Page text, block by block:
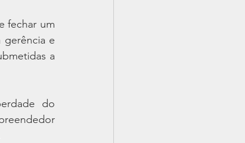
fechar um
gerência e
a
do